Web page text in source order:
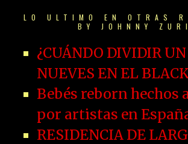
LO ULTIMO EN OTRAS
BY JOHNNY ZURI
¿CUÁNDO DIVIDIR UN
NUEVES EN EL
Bebés reborn hechos
por artistas en
RESIDENCIA DE